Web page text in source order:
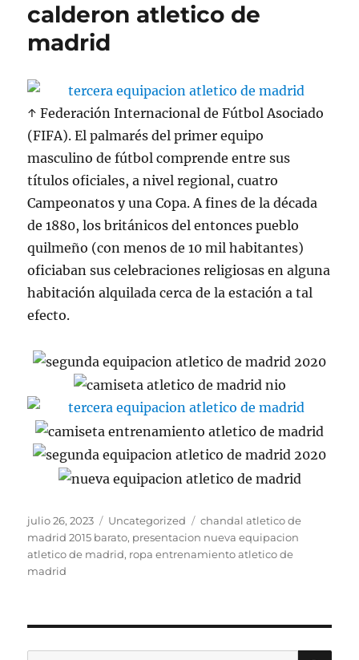
calderon atletico de
madrid
↑ Federación Internacional de Fútbol Asociado
(FIFA). El palmarés del primer equipo
masculino de fútbol comprende entre sus
títulos oficiales, a nivel regional, cuatro
Campeonatos y una Copa. A fines de la década
de 1880, los británicos del entonces pueblo
quilmeño (con menos de 10 mil habitantes)
oficiaban sus celebraciones religiosas en alguna
habitación alquilada cerca de la estación a tal
efecto.
Publicado
el
julio 26, 2023 Categorías
Uncategorized Etiquetas
chandal atletico de
madrid 2015 barato, presentacion nueva equipacion
atletico de madrid, ropa entrenamiento atletico de
madrid